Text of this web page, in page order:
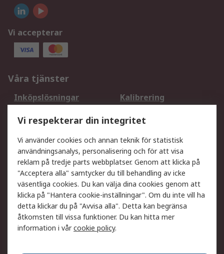
Vi accepterar
Våra tjänster
Inköpslösningar
Kalibrering
DesignSpark
Teknisk Support
Ditt lokala säljteam
Exportlösningar
Support
Få hjälp
Retur av varor
Leverans
Spåra din order
Begär en fakturakopi
Fördelar med RS-konto
Betalningsalternativ
Vi respekterar din integritet
Vi använder cookies och annan teknik för statistisk
användningsanalys, personalisering och för att visa
reklam på tredje parts webbplatser. Genom att klicka på
"Acceptera alla" samtycker du till behandling av icke
väsentliga cookies. Du kan välja dina cookies genom att
klicka på "Hantera cookie-inställningar". Om du inte vill ha
detta klickar du på "Avvisa alla". Detta kan begränsa
åtkomsten till vissa funktioner. Du kan hitta mer
information i vårcookie policy.